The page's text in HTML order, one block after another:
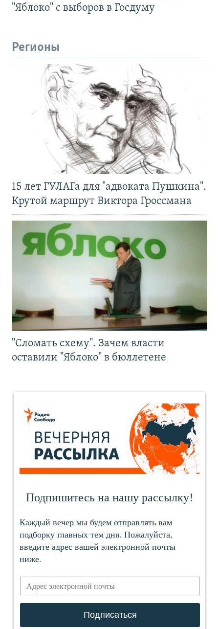
"Яблоко" с выборов в Госдуму
Регионы
15 лет ГУЛАГа для "адвоката Пушкина".
Крутой маршрут Виктора Гроссмана
"Сломать схему". Зачем власти
оставили "Яблоко" в бюллетене